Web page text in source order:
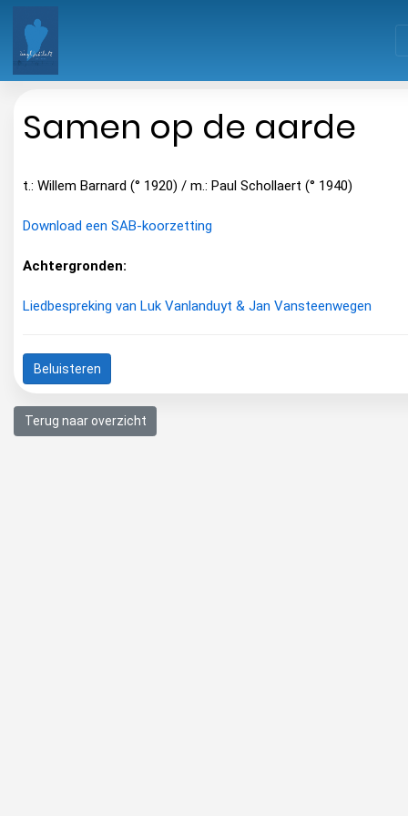
Samen op de aarde
t.: Willem Barnard (° 1920) / m.: Paul Schollaert (° 1940)
Download een SAB-koorzetting
Achtergronden:
Liedbespreking van Luk Vanlanduyt & Jan Vansteenwegen
Beluisteren
Terug naar overzicht